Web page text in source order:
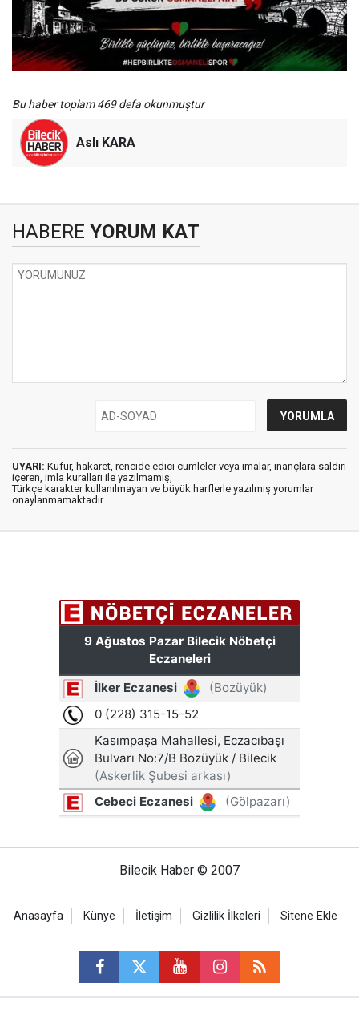
Bu haber toplam 469 defa okunmuştur
Aslı KARA
HABERE YORUM KAT
UYARI: Küfür, hakaret, rencide edici cümleler veya imalar, inançlara saldırı
içeren, imla kuralları ile yazılmamış,
Türkçe karakter kullanılmayan ve büyük harflerle yazılmış yorumlar
onaylanmamaktadır.
Bilecik Haber © 2007
Anasayfa Künye İletişim Gizlilik İlkeleri Sitene Ekle